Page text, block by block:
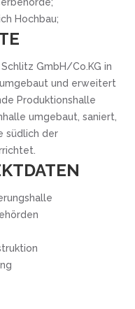
Hochbau;
GmbH/Co.KG in
und erweitert
Produktionshalle
umgebaut, saniert,
südlich der